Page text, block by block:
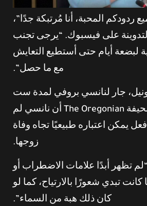
ردودكم المحبة، أنا مُرتبكة جدًا”،
على فيسبوك. “يرجى تجنب
لبضعة أيام حتى أستطيع التعايش
مع ما حصل”.
جار لنانسي بروفي لمدة ست
سنوات، قال لصحيفة The Oregonian أن نانسي لم
يمكن اعتباره طبيعيًا تجاه وفاة
زوجها.
تظهر أبدًا علامات الاضطراب أو
كانت تبدي شعورًا بالارتياح، كما لو
كان ذلك هبة من السماء”.